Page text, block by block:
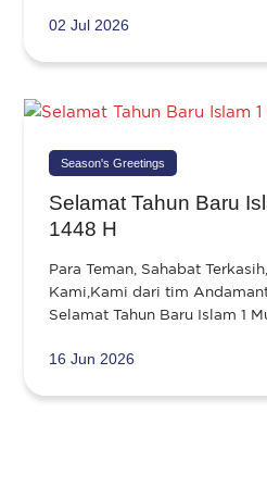
02 Jul 2026
Season's Greetings
Selamat Tahun Baru
1448 H
Para Teman, Sahabat
Kami,Kami dari tim
Selamat Tahun Baru Islam 1
16 Jun 2026